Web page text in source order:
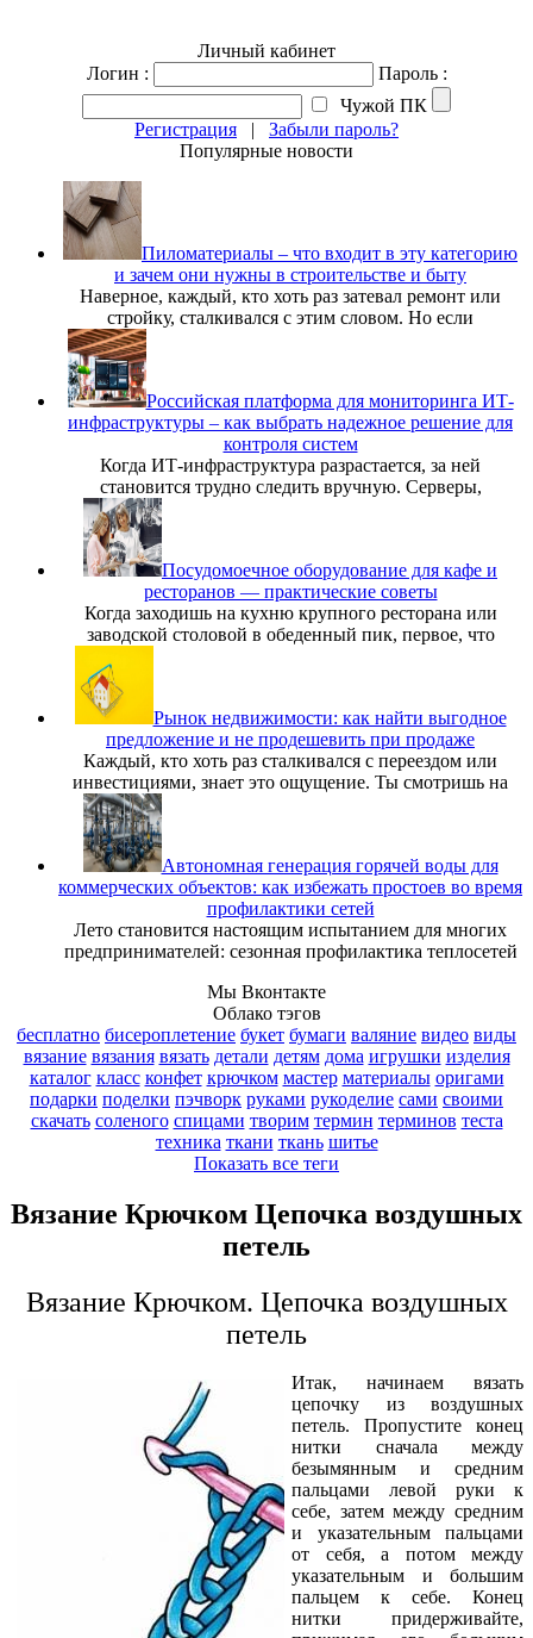
Личный кабинет
Логин :
Пароль :
Чужой ПК
Регистрация | Забыли пароль?
Популярные новости
Пиломатериалы – что входит в эту категорию
и зачем они нужны в строительстве и быту
Наверное, каждый, кто хоть раз затевал ремонт или
стройку, сталкивался с этим словом. Но если
Российская платформа для мониторинга ИТ-
инфраструктуры – как выбрать надежное решение для
контроля систем
Когда ИТ-инфраструктура разрастается, за ней
становится трудно следить вручную. Серверы,
Посудомоечное оборудование для кафе и
ресторанов — практические советы
Когда заходишь на кухню крупного ресторана или
заводской столовой в обеденный пик, первое, что
Рынок недвижимости: как найти выгодное
предложение и не продешевить при продаже
Каждый, кто хоть раз сталкивался с переездом или
инвестициями, знает это ощущение. Ты смотришь на
Автономная генерация горячей воды для
коммерческих объектов: как избежать простоев во время
профилактики сетей
Лето становится настоящим испытанием для многих
предпринимателей: сезонная профилактика теплосетей
Мы Вконтакте
Облако тэгов
бесплатно бисероплетение букет бумаги валяние видео виды
вязание вязания вязать детали детям дома игрушки изделия
каталог класс конфет крючком мастер материалы оригами
подарки поделки пэчворк руками рукоделие сами своими
скачать соленого спицами творим термин терминов теста
техника ткани ткань шитье
Показать все теги
Вязание Крючком Цепочка воздушных
петель
Вязание Крючком. Цепочка воздушных
петель
Итак, начинаем вязать
цепочку из воздушных
петель. Пропустите конец
нитки сначала между
безымянным и средним
пальцами левой руки к
себе, затем между средним
и указательным пальцами
от себя, а потом между
указательным и большим
пальцем к себе. Конец
нитки придерживайте,